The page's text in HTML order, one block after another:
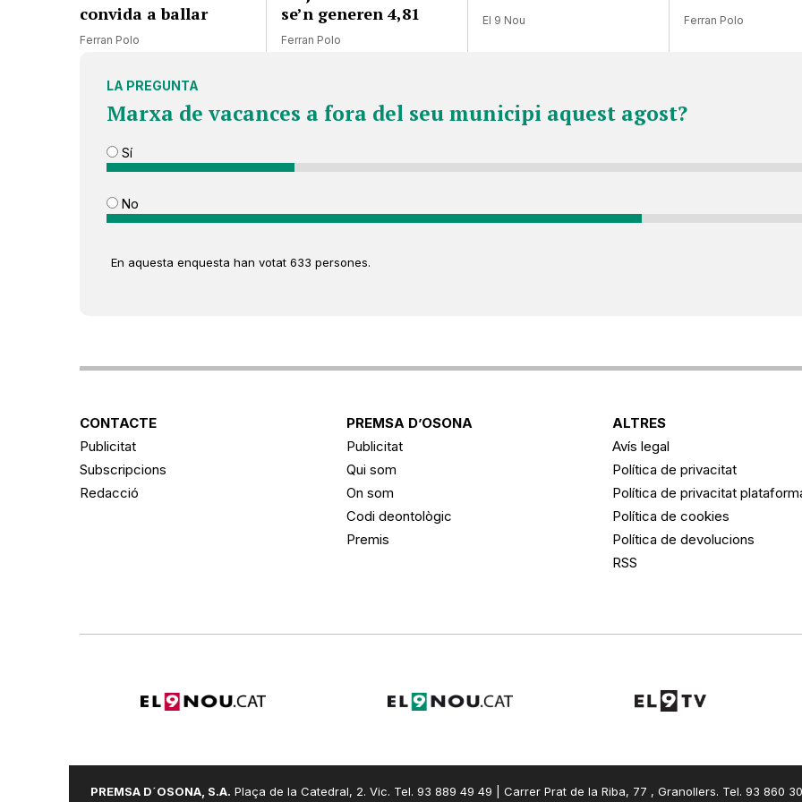
convida a ballar
Ferran Polo
se’n generen 4,81
Ferran Polo
El 9 Nou Ferran Polo
LA PREGUNTA
Marxa de vacances a fora del seu municipi aquest agost?
Sí
No
En aquesta enquesta han votat 633 persones.
CONTACTE
Publicitat
Subscripcions
Redacció
PREMSA D’OSONA
Publicitat
Qui som
On som
Codi deontològic
Premis
ALTRES
Avís legal
Política de privacitat
Política de privacitat
Política de cookies
Política de devolucions
RSS
PREMSA D´OSONA, S.A. Plaça de la Catedral, 2. Vic. Tel. 93 889 49 49 | Carrer Prat de la Riba, 77 , Granollers. Tel. 93 860